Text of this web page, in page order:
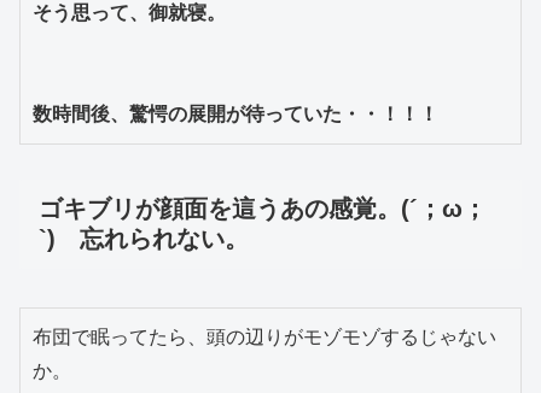
そう思って、御就寝。
数時間後、驚愕の展開が待っていた・・！！！
ゴキブリが顔面を這うあの感覚。(´；ω；
`) 忘れられない。
布団で眠ってたら、頭の辺りがモゾモゾするじゃない
か。